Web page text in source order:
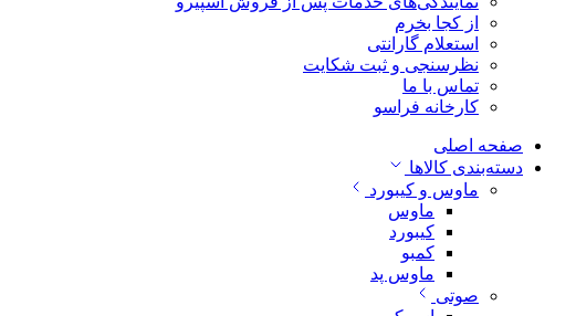
از کجا بخرم
استعلام گارانتی
نظرسنجی و ثبت شکایت
تماس با ما
کارخانه فراسو
صفحه اصلی
دسته‌بندی کالاها
ماوس و کیبورد
ماوس
کیبورد
کمبو
ماوس پد
صوتی